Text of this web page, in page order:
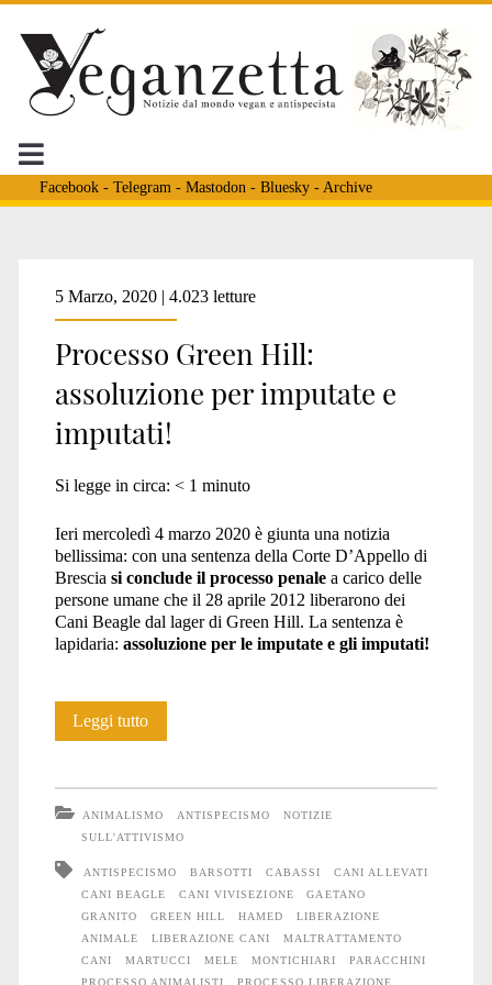
Facebook- Telegram - Mastodon - Bluesky- Archive
Tag:
<span>Paracchini</
5 Marzo, 2020 | 4.023 letture
Processo Green Hill:
assoluzione per imputate e
imputati!
Si legge in circa: < 1 minuto
Ieri mercoledì 4 marzo 2020 è giunta una notizia
bellissima: con una sentenza della Corte D’Appello di
Brescia si conclude il processo penalea carico delle
persone umane che il 28 aprile 2012 liberarono dei
Cani Beagle dal lager di Green Hill. La sentenza è
lapidaria: assoluzione per le imputate e gli imputati!
Leggi tuttoProcesso
assoluzione
per
imputate
e
ANIMALISMO ANTISPECISMO
NOTIZIE
SULL'ATTIVISMO
ANTISPECISMO BARSOTTI CABASSI
CANI ALLEVATI
CANI BEAGLE
CANI VIVISEZIONE
GAETANO
GRANITO
GREEN HILL HAMED
LIBERAZIONE
ANIMALE
LIBERAZIONE CANI
MALTRATTAMENTO
CANI
MARTUCCI MELE MONTICHIARI
PARACCHINI
PROCESSO ANIMALISTI
PROCESSO LIBERAZIONE